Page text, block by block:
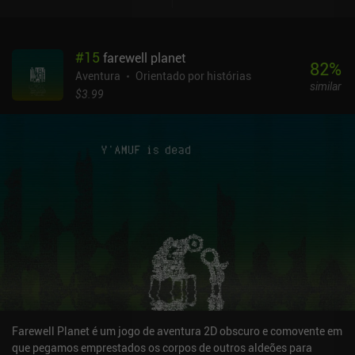
as dicas necessárias sejam fornecidas prontamente e em tempo
hábil, o jogo não nos segura e deixa a nosso critério decidir o que
fazer e para onde ir. Alguns caminhos estão bloqueados até que
explorar novas áreas. A sensação é simplesmente fantástica.
toda essa beleza ao máximo, é necessário um dispositivo bastante
uma mensagem importante sobre a negligência coletiva em
relação ao nosso belo planeta natal e às pequenas coisas
premium de US$ 9,99.
#15 farewell planet
Aventura
Orientado por histórias
$3.99
82%
similar
Farewell Planet é um jogo de aventura 2D obscuro e comovente em
que pegamos emprestados os corpos de outros aldeões para